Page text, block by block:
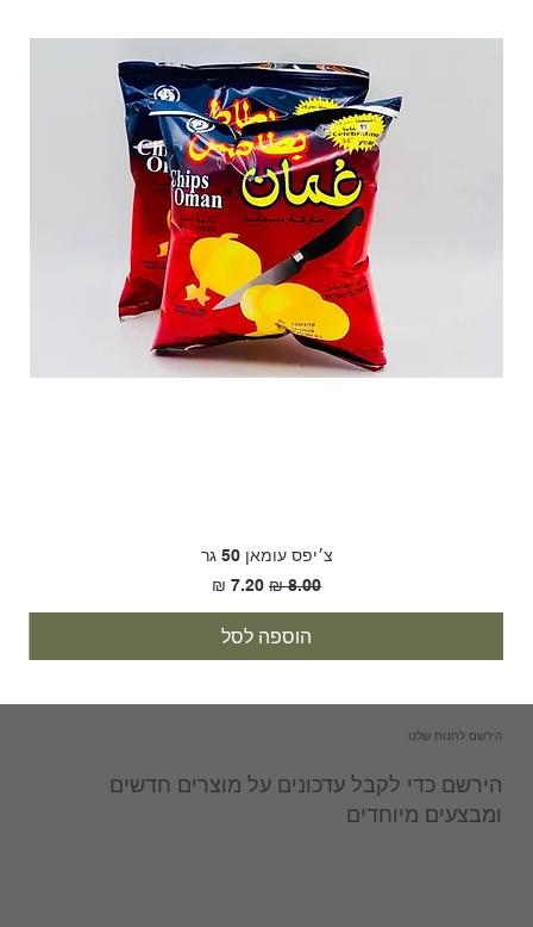
צ׳יפס עומאן 50 גר
מחיר רגילמחיר מבצע
הוספה לסל
הירשם כדי לקבל עדכונים על מוצרים חדשים
ומבצעים מיוחדים
הירשם לחנות שלנו